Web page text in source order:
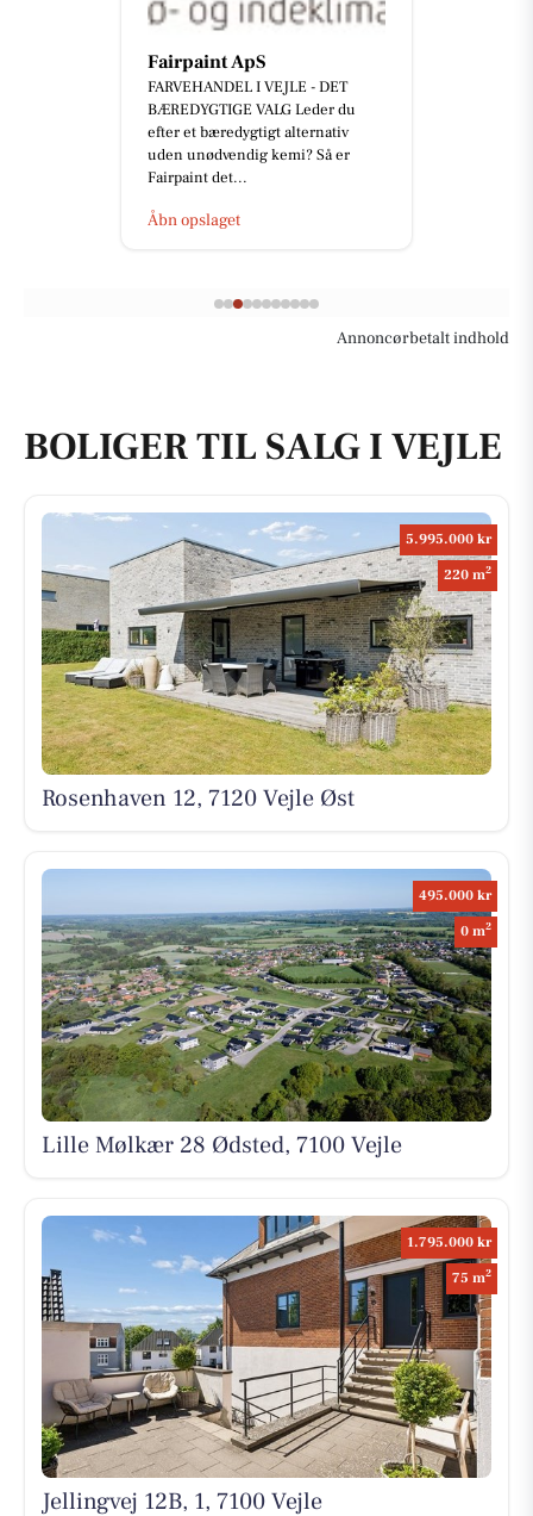
Fairpaint ApS
FARVEHANDEL I VEJLE - DET
BÆREDYGTIGE VALG Leder du
efter et bæredygtigt alternativ
uden unødvendig kemi? Så er
Fairpaint det...
Åbn opslaget
Annoncørbetalt indhold
BOLIGER TIL SALG I VEJLE
5.995.000 kr
220 m2
Rosenhaven 12, 7120 Vejle Øst
495.000 kr
0 m2
Lille Mølkær 28 Ødsted, 7100 Vejle
1.795.000 kr
75 m2
Jellingvej 12B, 1, 7100 Vejle